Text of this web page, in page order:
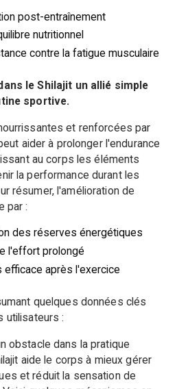
post-entraînement
nutritionnel
contre la fatigue musculaire
le Shilajit un allié simple
sportive.
et renforcées par
aider à prolonger l'endurance
au corps les éléments
la performance durant les
résumer, l'amélioration de
par :
des réserves énergétiques
l'effort prolongé
efficace après l'exercice
quelques données clés
utilisateurs :
obstacle dans la pratique
aide le corps à mieux gérer
et réduit la sensation de